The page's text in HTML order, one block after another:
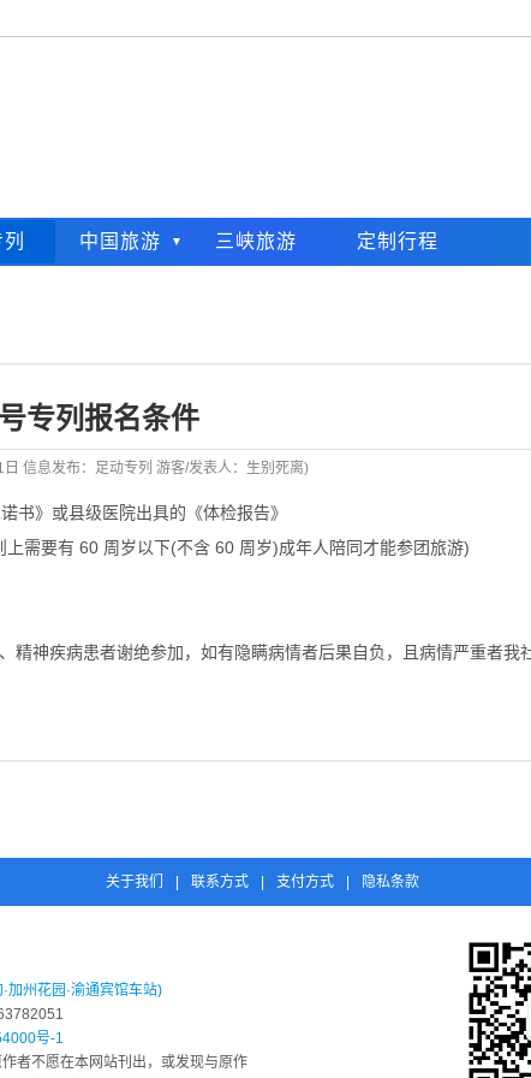
中国旅游 三峡旅游 定制行程
专列报名条件
信息发布：足动专列 游客/发表人：生别死离)
书》或县级医院出具的《体检报告》
需要有 60 周岁以下(不含 60 周岁)成年人陪同才能参团旅游)
精神疾病患者谢绝参加，如有隐瞒病情者后果自负，且病情严重者我
关于我们 联系方式 支付方式 隐私条款
加州花园·渝通宾馆车站)
号-1
者不愿在本网站刊出，或发现与原作